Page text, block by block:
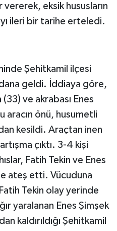
vererek, eksik hususların
ileri bir tarihe erteledi.
Şehitkamil ilçesi
geldi. İddiaya göre,
ve akrabası Enes
aracın önü, husumetli
kesildi. Araçtan inen
çıktı. 3-4 kişi
Fatih Tekin ve Enes
ateş etti. Vücuduna
Tekin olay yerinde
yaralanan Enes Şimşek
kaldırıldığı Şehitkamil